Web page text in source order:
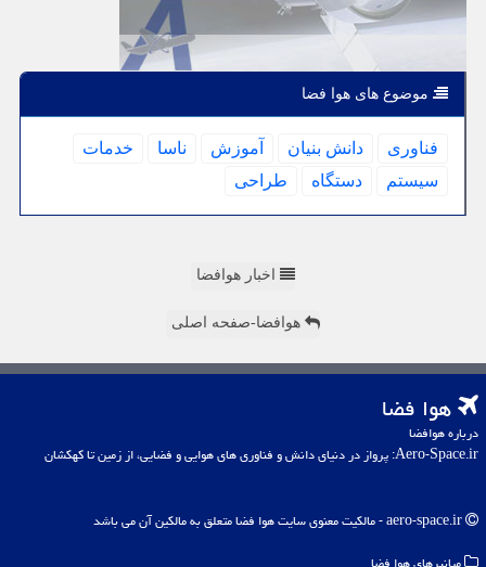
موضوع های هوا فضا
فناوری دانش بنیان آموزش ناسا
خدمات
سیستم
دستگاه طراحی
اخبار هوافضا
هوافضا-صفحه اصلی
هوا فضا
درباره هوافضا
Aero-Space.ir: پرواز در دنیای دانش و فناوری های هوایی و فضایی، از زمین تا کهکشان